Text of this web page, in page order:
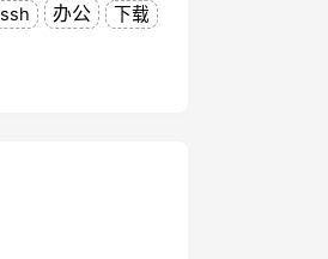
ssh 办公
下载